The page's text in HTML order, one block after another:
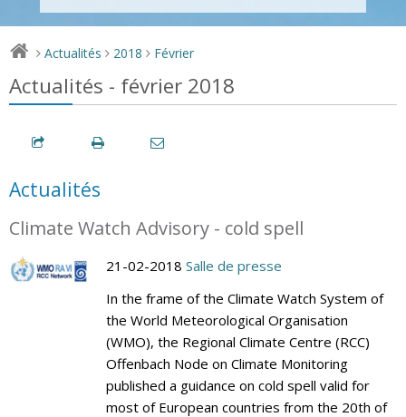
> Actualités > 2018 > Février
Actualités - février 2018
Actualités
Climate Watch Advisory - cold spell
21-02-2018 Salle de presse
In the frame of the Climate Watch System of
the World Meteorological Organisation
(WMO), the Regional Climate Centre (RCC)
Offenbach Node on Climate Monitoring
published a guidance on cold spell valid for
most of European countries from the 20th of